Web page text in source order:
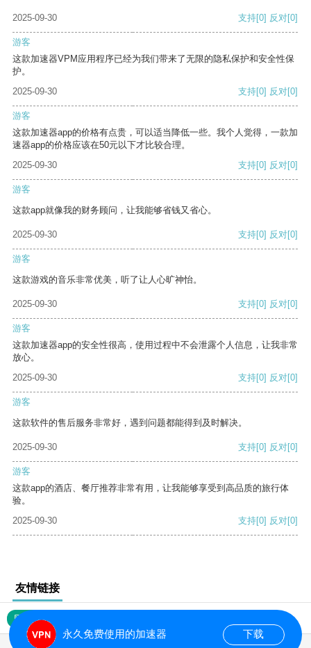
2025-09-30 支持[0] 反对[0]
游客
这款加速器VPM应用程序已经为我们带来了无限的隐私保护和安全性保
护。
2025-09-30
支持[0] 反对[0]
游客
这款加速器app的价格有点贵，可以适当降低一些。我个人觉得，一款加
速器app的价格应该在50元以下才比较合理。
2025-09-30
支持[0] 反对[0]
游客
这款app就像我的财务顾问，让我能够省钱又省心。
2025-09-30 支持[0] 反对[0]
游客
这款游戏的音乐非常优美，听了让人心旷神怡。
2025-09-30 支持[0] 反对[0]
游客
这款加速器app的安全性很高，使用过程中不会泄露个人信息，让我非常
放心。
2025-09-30
支持[0] 反对[0]
游客
这款软件的售后服务非常好，遇到问题都能得到及时解决。
2025-09-30 支持[0] 反对[0]
游客
这款app的酒店、餐厅推荐非常有用，让我能够享受到高品质的旅行体
验。
2025-09-30
支持[0] 反对[0]
友情链接
网站地图
永久免费使用的加速器 下载